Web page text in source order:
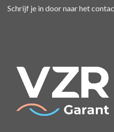
Schrijf je in door naar het